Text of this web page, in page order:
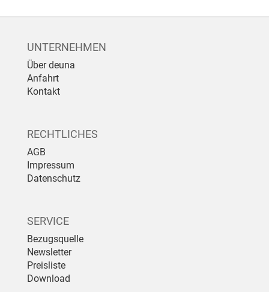
UNTERNEHMEN
Über deuna
Anfahrt
Kontakt
RECHTLICHES
AGB
Impressum
Datenschutz
SERVICE
Bezugsquelle
Newsletter
Preisliste
Download